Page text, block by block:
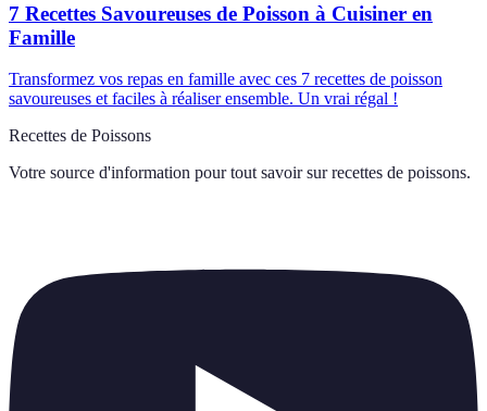
7 Recettes Savoureuses de Poisson à Cuisiner en
Famille
Transformez vos repas en famille avec ces 7 recettes de poisson
savoureuses et faciles à réaliser ensemble. Un vrai régal !
Recettes de Poissons
Votre source d'information pour tout savoir sur recettes de poissons.